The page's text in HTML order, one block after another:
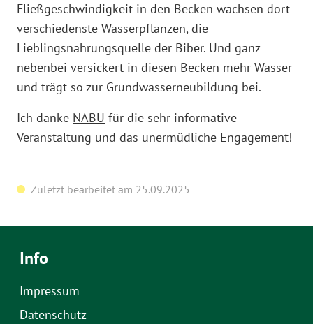
Fließgeschwindigkeit in den Becken wachsen dort
verschiedenste Wasserpflanzen, die
Lieblingsnahrungsquelle der Biber. Und ganz
nebenbei versickert in diesen Becken mehr Wasser
und trägt so zur Grundwasserneubildung bei.
Ich danke NABU für die sehr informative
Veranstaltung und das unermüdliche Engagement!
Zuletzt bearbeitet am 25.09.2025
Info
Impressum
Datenschutz